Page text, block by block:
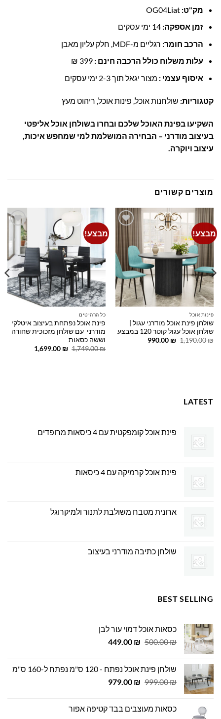
מק"ט:
זמן אספקה:
הרכב חומר: רגליים מ-MDF, חלק עליון מאבן
עלות משלוח כולל הרכבה חינם :
איסוף עצמי : מצור יגאל תוך 2-3 ימי עסקים
קטגוריות: שולחנות אוכל, פינות אוכל, ריהוט מעץ
השקיעו בפינת האוכל שלכם ובחרו בשולחן אוכל אליפטי
בעיצוב מודרני – הבחירה המושלמת למי שמחפש איכות,
עיצוב ויוקרה.
מוצרים קשורים
מבצע!
פינות אוכל
שולחן פינת אוכל מודרני עגול |
שולחן אוכל עגול קוטר 120 במבצע
1,190.00₪
המחיר
990.00 ₪
המחיר
מבצע!
Add to
wishlist
כל הרהיטים
פינת אוכל נפתחת בעיצוב איטלקי
מודרני עם שולחן מזכוכית שחורה
וששה כסאות
1,749.00₪
המחיר
1,699.00 ₪
המחיר
LATEST
פינת אוכל קומפקטית עם 4 כיסאות מרופדים
פינת אוכל קרמיקה עם 4 כיסאות
ארונית מטבח משולבת לתנור ולמיקרוגל
שולחן כתיבה מודרני בעיצוב
BEST SELLING
כסאות אוכל דמוי עור לבן
500.00₪
המחיר
500.00 ₪.
449.00 ₪
המחיר
449.00 ₪.שולחן פינת אוכל נפתח - 120 ס"מ נפתח ל-160 ס"מ
999.00₪
המחיר
999.00 ₪.
979.00 ₪
המחיר
979.00 ₪.
כסאות מעוצבים בבד קטיפה אפור